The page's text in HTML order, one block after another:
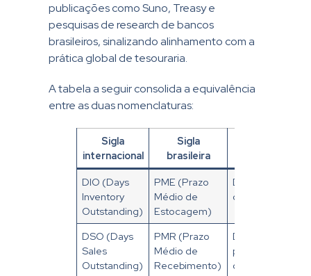
publicações como Suno, Treasy e
pesquisas de research de bancos
brasileiros, sinalizando alinhamento com a
prática global de tesouraria.
A tabela a seguir consolida a equivalência
entre as duas nomenclaturas:
Sigla
internacional
Sigla
brasileira
DIO (Days
Inventory
Outstanding)
PME (Prazo
Médio de
Estocagem)
Dias médios
de estoque
DSO (Days
Sales
Outstanding)
PMR (Prazo
Médio de
Recebimento)
Dias médios
para receber
de clientes